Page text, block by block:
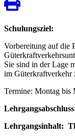
Schulungsziel:
Vorbereitung auf die
Sie sind in der Lage
im Güterkraftverkehr
Termine: Montag
Lehrgangsinhalt: